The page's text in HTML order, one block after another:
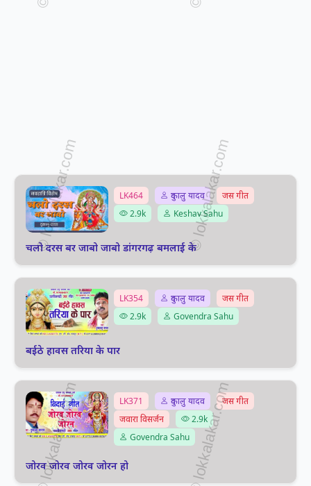
LK464 दुकालु यादव
जस गीत
2.9k
Keshav Sahu
चलो दरस बर जाबो जाबो डांगरगढ़ बमलाई के
LK354 दुकालु यादव
जस गीत
2.9k
Govendra Sahu
बईठे हावस तरिया के पार
LK371 दुकालु यादव
जस गीत
जवारा विसर्जन
2.9k
Govendra Sahu
जोरव जोरव जोरव जोरन हो